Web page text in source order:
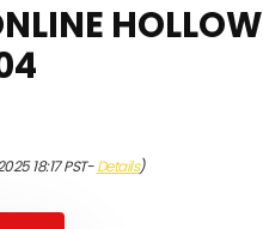
HOLLOW
18:17 PST-Details)